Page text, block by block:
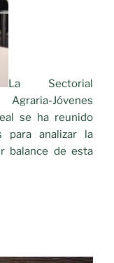
La Sectorial
Jóvenes
se ha reunido
para analizar la
balance de esta